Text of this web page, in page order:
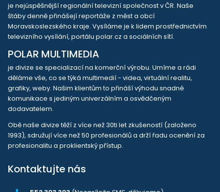
je nejúspěšnější regionální televizní společnost v ČR. Naše
štáby denně přinášejí reportáže z měst a obcí
Moravskoslezského kraje. Vysíláme je k lidem prostřednictvím
televizního vysílání, portálu polar.cz a sociálních sítí.
POLAR MULTIMEDIA
je divize se specializací na komerční výrobu. Umíme a rádi
děláme vše, co se týká multimedií - videa, virtuální realitu,
grafiky, weby. Našim klientům to přináší výhodu snadné
komunikace s jediným univerzálním a osvědčeným
dodavatelem.
Obě naše divize těží z více než 30ti let zkušeností (založeno
1993), sdružují více než 50 profesionálů a drží řadu ocenění za
profesionalitu a proklientský přístup.
Kontaktujte nás